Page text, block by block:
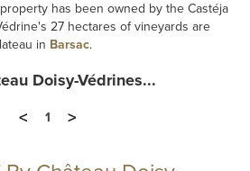
has been owned by the Castéja
27 hectares of vineyards are
in Barsac.
Doisy-Védrines...
<
1 >